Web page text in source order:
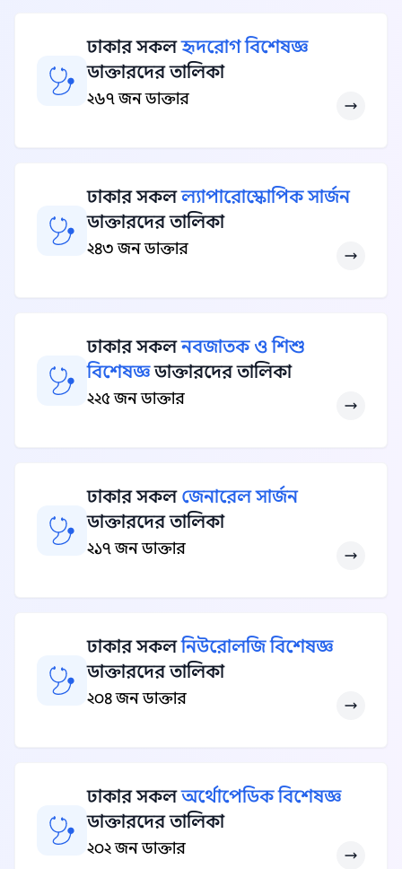
ঢাকার সকলহৃদরোগ বিশেষজ্ঞ
ডাক্তারদের তালিকা
২৬৭ জন ডাক্তার
ঢাকার সকলল্যাপারোস্কোপিক সার্জন
ডাক্তারদের তালিকা
২৪৩ জন ডাক্তার
ঢাকার সকলনবজাতক ও শিশু
বিশেষজ্ঞডাক্তারদের তালিকা
২২৫ জন ডাক্তার
ঢাকার সকল জেনারেল সার্জন
ডাক্তারদের তালিকা
২১৭ জন ডাক্তার
ঢাকার সকলনিউরোলজি বিশেষজ্ঞ
ডাক্তারদের তালিকা
২০৪ জন ডাক্তার
ঢাকার সকলঅর্থোপেডিক বিশেষজ্ঞ
ডাক্তারদের তালিকা
২০২ জন ডাক্তার